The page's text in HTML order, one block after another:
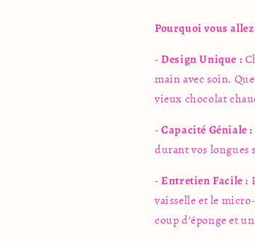
Pourquoi vous
-Design Unique :
main avec soin.
vieux chocolat
-Capacité Géniale :
durant vos longues
-Entretien Facile :
vaisselle et le
coup d’éponge et